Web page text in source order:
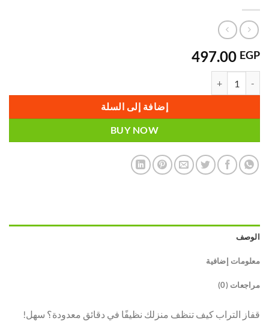
497.00 EGP
إضافة إلى السلة
BUY NOW
الوصف
معلومات إضافية
مراجعات (0)
قفاز التراب كيف تنظف منزلك نظيفًا في دقائق معدودة؟ سهل!